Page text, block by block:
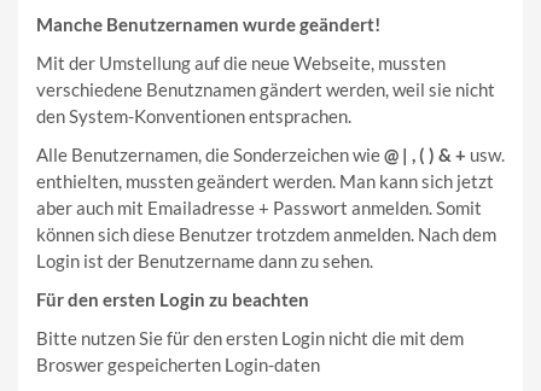
Manche Benutzernamen wurde geändert!
Mit der Umstellung auf die neue Webseite, mussten
verschiedene Benutznamen gändert werden, weil sie nicht
den System-Konventionen entsprachen.
Alle Benutzernamen, die Sonderzeichen wie@ | , ( ) & + usw.
enthielten, mussten geändert werden. Man kann sich jetzt
aber auch mit Emailadresse + Passwort anmelden. Somit
können sich diese Benutzer trotzdem anmelden. Nach dem
Login ist der Benutzername dann zu sehen.
Für den ersten Login zu beachten
Bitte nutzen Sie für den ersten Login nicht die mit dem
Broswer gespeicherten Login-daten